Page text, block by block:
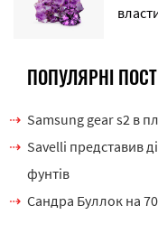
ПОПУЛЯРНІ
Samsung gear s2 в
Savelli представив
фунтів
Сандра Буллок на